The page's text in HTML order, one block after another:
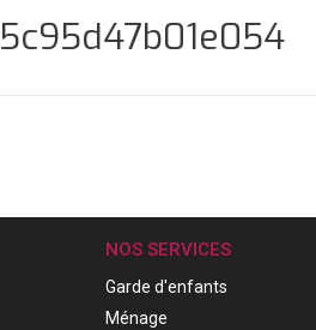
NOS SERVICES
Garde d'enfants
Ménage